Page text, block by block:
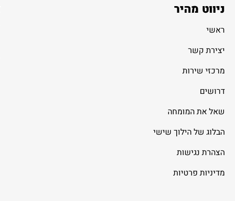
ניווט מהיר
ראשי
יצירת קשר
מרכזי שירות
דרושים
שאל את המומחה
הבלוג של הילוך שישי
הצהרת נגישות
מדיניות פרטיות